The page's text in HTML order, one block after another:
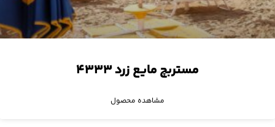
مستربچ مایع زرد ۴۳۳۳
مشاهده محصول